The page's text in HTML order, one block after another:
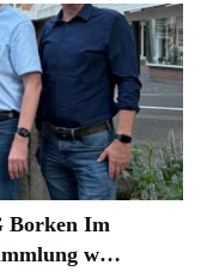
Borken Im
w…